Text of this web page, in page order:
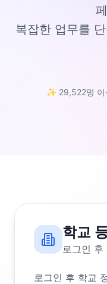
복잡한 업무를
✨ 29,522명 이
학교
로그인 후
로그인 후 학교